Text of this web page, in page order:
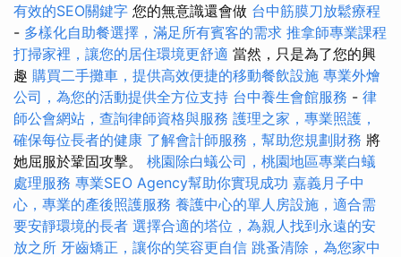
有效的SEO關鍵字 您的無意識還會做 台中筋膜刀放鬆療程
- 多樣化自助餐選擇，滿足所有賓客的需求 推拿師專業課程
打掃家裡，讓您的居住環境更舒適 當然，只是為了您的興
趣 購買二手攤車，提供高效便捷的移動餐飲設施 專業外燴
公司，為您的活動提供全方位支持 台中養生會館服務 - 律
師公會網站，查詢律師資格與服務 護理之家，專業照護，
確保每位長者的健康 了解會計師服務，幫助您規劃財務 將
她屈服於鞏固攻擊。 桃園除白蟻公司，桃園地區專業白蟻
處理服務 專業SEO Agency幫助你實現成功 嘉義月子中
心，專業的產後照護服務 養護中心的單人房設施，適合需
要安靜環境的長者 選擇合適的塔位，為親人找到永遠的安
放之所 牙齒矯正，讓你的笑容更自信 跳蚤清除，為您家中